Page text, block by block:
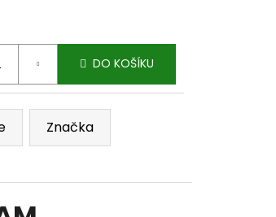
DO KOŠÍKU
Značka